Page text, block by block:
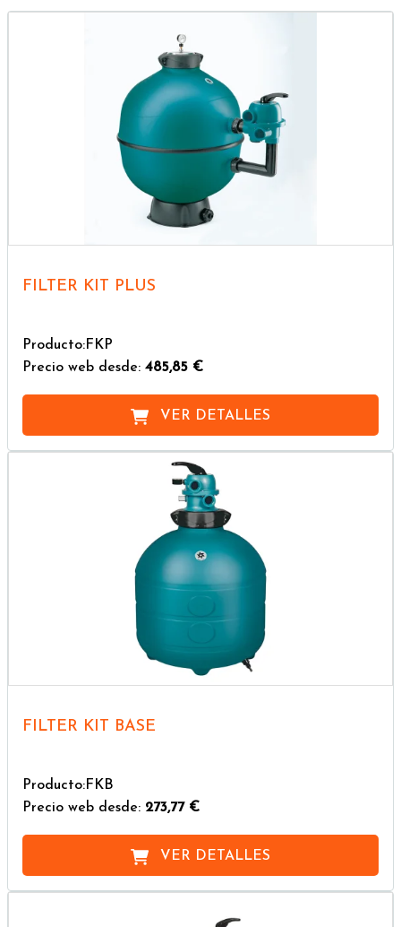
FILTER KIT PLUS
Producto:FKP
Precio web desde: 485,85 €
VER DETALLES
FILTER KIT BASE
Producto:FKB
Precio web desde: 273,77 €
VER DETALLES